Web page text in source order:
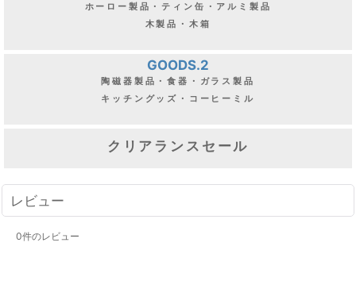
ホーロー製品・ティン缶・アルミ製品
木製品・木箱
GOODS.2
陶磁器製品・食器・ガラス製品
キッチングッズ・コーヒーミル
クリアランスセール
レビュー
0件のレビュー